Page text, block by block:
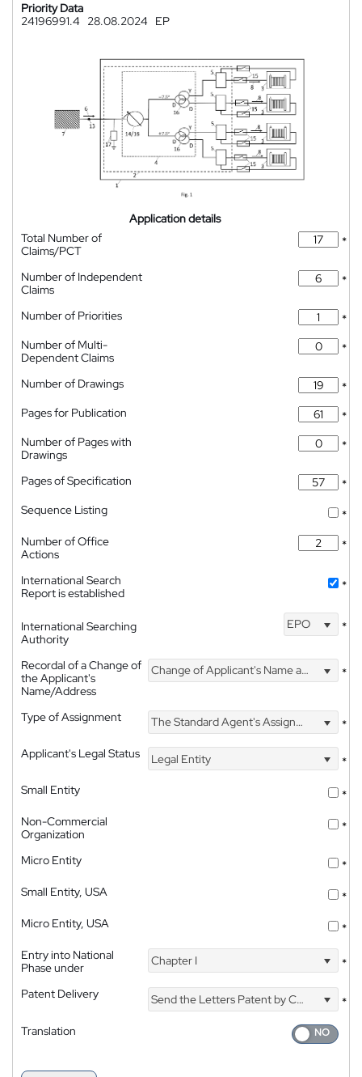
Priority Data
24196991.4
28.08.2024 EP
Application details
Total Number of
Claims/PCT
*
Number of Independent
Claims
*
Number of Priorities
*
Number of Multi-
Dependent Claims
*
Number of Drawings
*
Pages for Publication
*
Number of Pages with
Drawings
*
Pages of Specification
*
Sequence Listing
*
Number of Office
Actions
*
International Search
Report is established
*
International Searching
Authority
EPO *
Recordal of a Change of
the Applicant's
Name/Address
Change of Applicant's Name and Address *
Type of Assignment The Standard Agent's Assignment
*
Applicant's Legal Status
Legal Entity
*
Small Entity
*
Non-Commercial
Organization
*
Micro Entity
*
Small Entity, USA
*
Micro Entity, USA
*
Entry into National
Phase under
Chapter I *
Patent Delivery Send the Letters Patent by Courier
*
Translation